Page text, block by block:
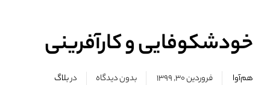
خودشکوفایی و کارآفرینی
هم‌آوا فروردین ۳۰, ۱۳۹۹ بدون دیدگاه دربلاگ